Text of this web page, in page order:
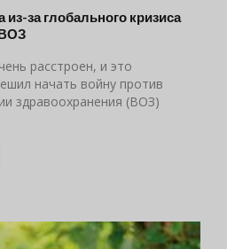
за глобального кризиса
расстроен, и это
начать войну против
здравоохранения (ВОЗ)